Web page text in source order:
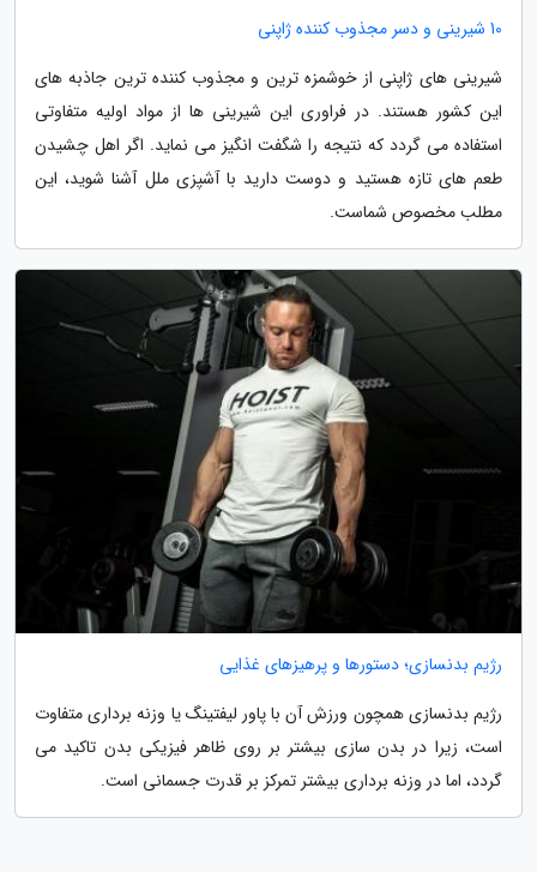
10 شیرینی و دسر مجذوب کننده ژاپنی
شیرینی های ژاپنی از خوشمزه ترین و مجذوب کننده ترین جاذبه های
این کشور هستند. در فراوری این شیرینی ها از مواد اولیه متفاوتی
استفاده می گردد که نتیجه را شگفت انگیز می نماید. اگر اهل چشیدن
طعم های تازه هستید و دوست دارید با آشپزی ملل آشنا شوید، این
مطلب مخصوص شماست.
رژیم بدنسازی؛ دستورها و پرهیزهای غذایی
رژیم بدنسازی همچون ورزش آن با پاور لیفتینگ یا وزنه برداری متفاوت
است، زیرا در بدن سازی بیشتر بر روی ظاهر فیزیکی بدن تاکید می
گردد، اما در وزنه برداری بیشتر تمرکز بر قدرت جسمانی است.